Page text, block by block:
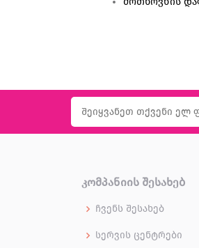
ᲙᲝᲛᲞᲐᲜᲘᲘᲡ ᲨᲔᲡᲐᲮᲔᲑ
ჩვენს შესახებ
სერვის ცენტრები